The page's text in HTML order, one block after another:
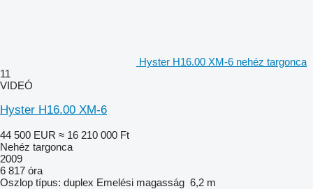
Hyster H16.00 XM-6 nehéz targonca
11
VIDEÓ
Hyster H16.00 XM-6
44 500 EUR ≈ 16 210 000 Ft
Nehéz targonca
2009
6 817 óra
Oszlop típus: duplex Emelési magasság 6,2 m